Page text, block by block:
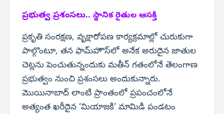
ప్రభుత్వ ప్రశంసలు.. స్థానిక రైతుల ఆసక్తి
ప్రకృతి సంరక్షణ, వృక్షారోపణ కార్యక్రమాల్లో చురుకుగా
పాల్గొంటూ, తన ఫామ్‌హౌస్‌లో అనేక అరుదైన జాతుల
చెట్లను పెంచుతున్నందుకు మతీన్ గతంలోనే తెలంగాణ
ప్రభుత్వం నుంచి ప్రశంసలు అందుకున్నారు.
మొయినాబాద్ లాంటి ప్రాంతంలో ప్రపంచంలోనే
అత్యంత ఖరీదైన ‘మియాజకి’ మామిడి పండటం